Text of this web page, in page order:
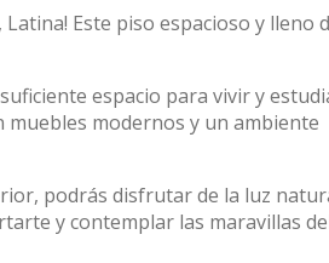
Este piso espacioso y lleno
espacio para vivir y
muebles modernos y un ambiente
podrás disfrutar de la luz
y contemplar las maravillas